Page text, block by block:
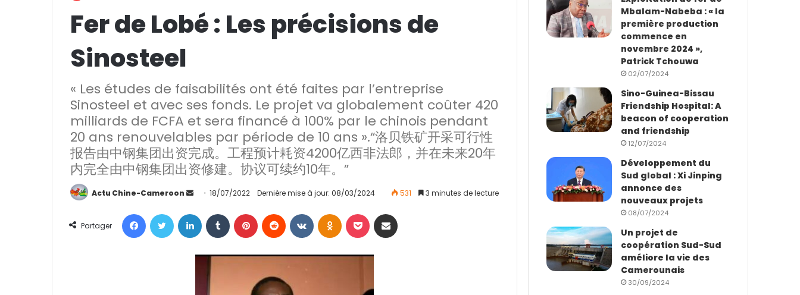
Fer de Lobé : Les précisions de
Sinosteel
« Les études de faisabilités ont été faites par l’entreprise
Sinosteel et avec ses fonds. Le projet va globalement coûter 420
milliards de FCFA et sera financé à 100% par le chinois pendant
20 ans renouvelables par période de 10 ans ».“洛贝铁矿开采可行性
报告由中钢集团出资完成。工程预计耗资4200亿西非法郎，并在未来20年
内完全由中钢集团出资修建。协议可续约10年。”
Actu Chine-Cameroon
o
18/07/2022 Dernière mise à jour: 08/03/2024 531 3 minutes de lecture
Partager
Mbalam-Nabeba : « la
première production
commence en
novembre 2024 »,
Patrick Tchouwa
02/07/2024
Sino-Guinea-Bissau
Friendship Hospital: A
beacon of cooperation
and friendship
12/07/2024
Développement du
Sud global : Xi Jinping
annonce des
nouveaux projets
08/07/2024
Un projet de
coopération Sud-Sud
améliore la vie des
Camerounais
30/09/2024